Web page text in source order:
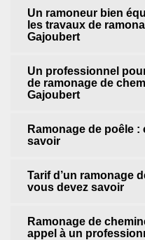
Un ramoneur bien
les travaux de
Gajoubert
Un professionnel
de ramonage de
Gajoubert
Ramonage de poêle
savoir
Tarif d’un ramonage
vous devez savoir
Ramonage de
appel à un